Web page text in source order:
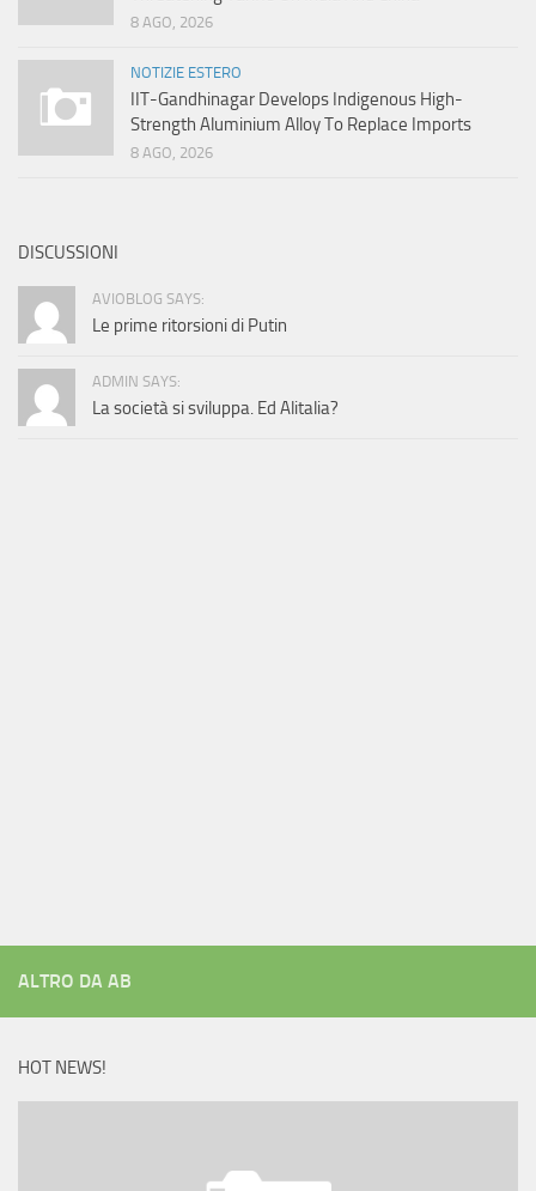
8 AGO, 2026
NOTIZIE ESTERO
IIT-Gandhinagar Develops Indigenous High-
Strength Aluminium Alloy To Replace Imports
8 AGO, 2026
DISCUSSIONI
AVIOBLOG SAYS:
Le prime ritorsioni di Putin
ADMIN SAYS:
La società si sviluppa. Ed Alitalia?
ALTRO DA AB
HOT NEWS!